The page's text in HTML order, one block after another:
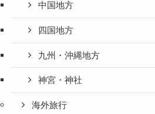
中国地方
四国地方
九州・沖縄地方
神宮・神社
海外旅行